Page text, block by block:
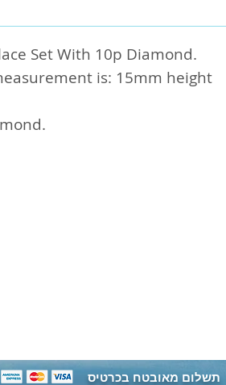
Set With 10p Diamond.
is: 15mm height
תשלום מאובטח בכרטיס